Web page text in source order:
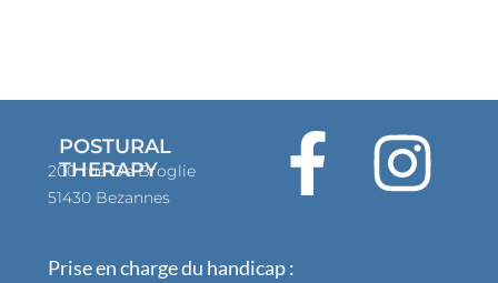
POSTURAL
THERAPY
200 rue De Broglie
51430 Bezannes
Prise en charge du handicap :